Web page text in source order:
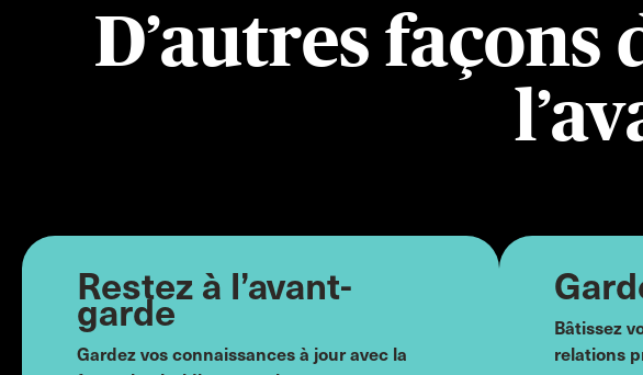
D’autres façons
Restez à l’avant-
garde
Gardez vos connaissances à jour avec la
Bâtissez
relations